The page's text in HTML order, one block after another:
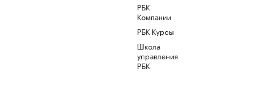
РБК
Компании
РБК Курсы
Школа
управления
РБК